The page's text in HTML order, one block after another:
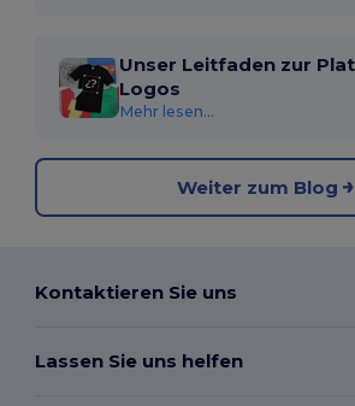
Unser Leitfaden zur
Logos
Mehr lesen...
Weiter zum Blog
Kontaktieren Sie uns
Lassen Sie uns helfen